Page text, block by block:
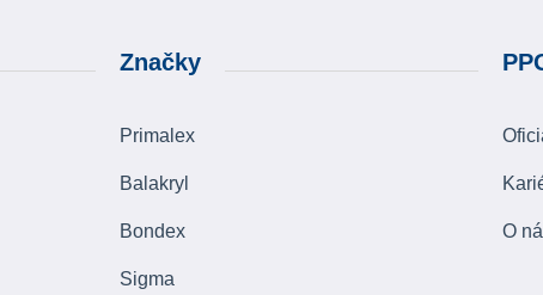
Značky
Primalex
Balakryl
Bondex
Sigma
O